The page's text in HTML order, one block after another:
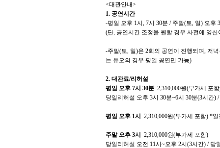
<대관안내>
1. 공연시간
-평일 오후 1시 , 7시 30분 / 주말(토, 일) 오후 3
(단, 공연시간 조정을 원할 경우 사전에 영
-주말(토, 일)은 2회의 공연이 진행되며, 저
는 듀오의 경우 평일 공연만 가능)
2. 대관료/리허설
평일 오후7시 30분 2,310,000원(부가세 포함
당일리허설 오후 3시 30분~6시 30분(3시간) /
평일 오후1시 2,310,000원(부가세 포함) *일
주말 오후3시 2,310,000원(부가세 포함)
당일리허설 오전 11시 ~오후 2시 (3시간) / 당